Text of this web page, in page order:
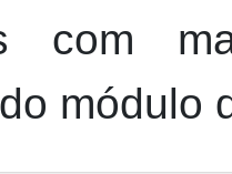
com
módulo